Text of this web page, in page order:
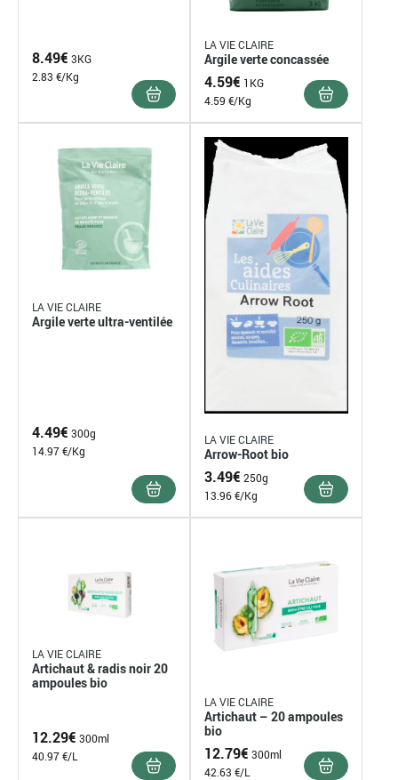
8.49€ 3KG
2.83 €/Kg
LA VIE CLAIRE
Argile verte concassée
4.59€ 1KG
4.59 €/Kg
LA VIE CLAIRE
Argile verte ultra-ventilée
4.49€ 300g
14.97 €/Kg
LA VIE CLAIRE
Arrow-Root bio
3.49€ 250g
13.96 €/Kg
LA VIE CLAIRE
Artichaut & radis noir 20
ampoules bio
12.29€ 300ml
40.97 €/L
LA VIE CLAIRE
Artichaut – 20 ampoules
bio
12.79€ 300ml
42.63 €/L